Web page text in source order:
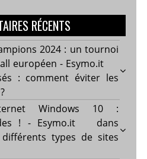
RÉCENTS
2024 : un tournoi
européen - Esymo.it
: comment éviter les
Windows 10 :
! - Esymo.it
dans
types de sites